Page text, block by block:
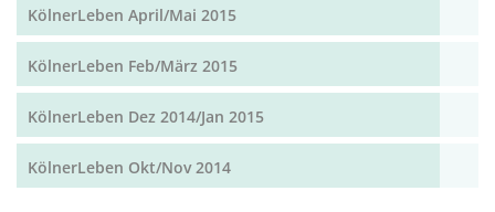
KölnerLeben April/Mai 2015
KölnerLeben Feb/März 2015
KölnerLeben Dez 2014/Jan 2015
KölnerLeben Okt/Nov 2014